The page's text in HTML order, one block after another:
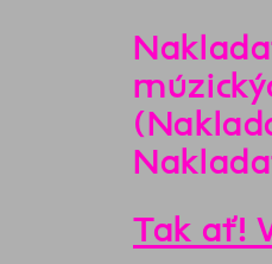
Tak ať!